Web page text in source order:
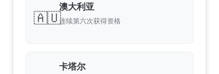
🇦🇺
澳大利亚
连续第六次获得资格
卡塔尔